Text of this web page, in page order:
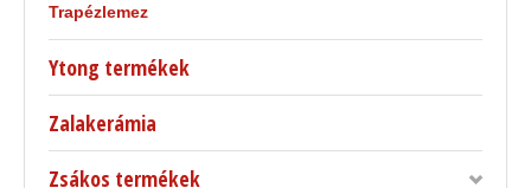
Trapézlemez
Ytong termékek
Zalakerámia
Zsákos termékek